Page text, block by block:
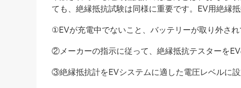
ても、絶縁抵抗試験は同様に重要です。EV用絶縁
①EVが充電中でないこと、バッテリーが取り外され
②メーカーの指示に従って、絶縁抵抗テスターをEV
③絶縁抵抗計をEVシステムに適した電圧レベルに設